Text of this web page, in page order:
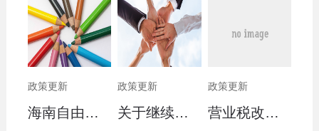
政策更新
海南自由贸易港高层次人才分类标准(2020)
政策更新
关于继续执行企业 事业单位改制重组有关契税政策的公告
政策更新
营业税改征增值税跨境应税服务 增值税免税管理办法（试行）